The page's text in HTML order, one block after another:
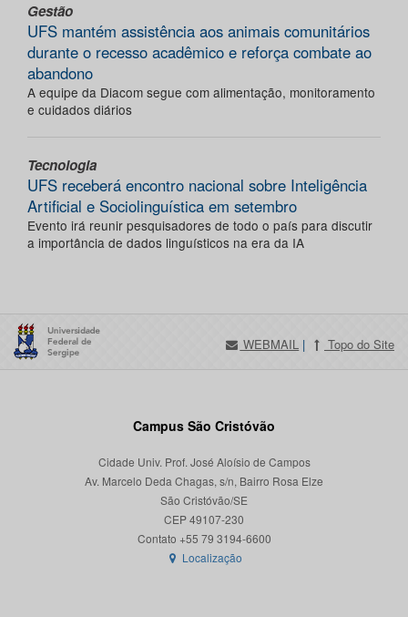
Gestão
UFS mantém assistência aos animais comunitários
durante o recesso acadêmico e reforça combate ao
abandono
A equipe da Diacom segue com alimentação, monitoramento
e cuidados diários
Tecnologia
UFS receberá encontro nacional sobre Inteligência
Artificial e Sociolinguística em setembro
Evento irá reunir pesquisadores de todo o país para discutir
a importância de dados linguísticos na era da IA
WEBMAIL | Topo do Site
Campus São Cristóvão
Cidade Univ. Prof. José Aloísio de Campos
Av. Marcelo Deda Chagas, s/n, Bairro Rosa Elze
São Cristóvão/SE
CEP 49107-230
Localização